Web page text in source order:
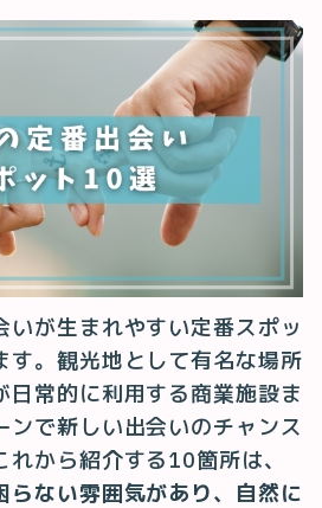
いが生まれやすい定番スポッ
す。観光地として有名な場所
日常的に利用する商業施設ま
ンで新しい出会いのチャンス
から紹介する10箇所は、
らない雰囲気があり、自然に